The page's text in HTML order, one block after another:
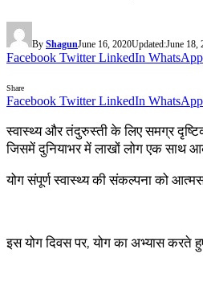
By ShagunJune 16, 2020Updated:June 18,
Facebook Twitter LinkedIn WhatsApp
Share
Facebook Twitter LinkedIn WhatsApp
स्वास्थ्य और तंदुरुस्ती के लिए समग्र
जिसमें दुनियाभर में लाखों लोग एक साथ
योग संपूर्ण स्वास्थ्य की संकल्पना को
इस योग दिवस पर, योग का अभ्यास